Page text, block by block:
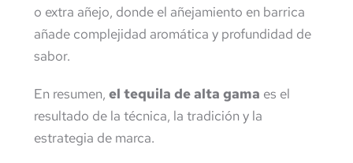
o extra añejo, donde el añejamiento en barrica
añade complejidad aromática y profundidad de
sabor.
En resumen, el tequila de alta gama es el
resultado de la técnica, la tradición y la
estrategia de marca.